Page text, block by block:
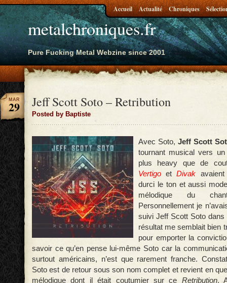
metalchroniques.fr
Pure Fucking Metal Webzine since 2001
Accueil Actualité Chroniques
Jeff Scott Soto – Retribution
Posted by Baptiste
MAR
29
Avec Soto, Jeff Scott
tournant musical vers
plus heavy que de
Vertigo etDivak avaient
durci le ton et aussi
mélodique du
Personnellement je
suivi Jeff Scott Soto dans
résultat me semblait bien
pour emporter la
savoir ce qu’en pense lui-même Soto car la
surtout américains, n’est que rarement franche.
Soto est de retour sous son nom complet et revient en
mélodique dont il était coutumier sur ce Retribution.